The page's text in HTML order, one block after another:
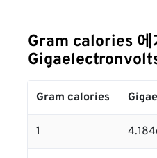
Gram calories 에
Gram calories
1